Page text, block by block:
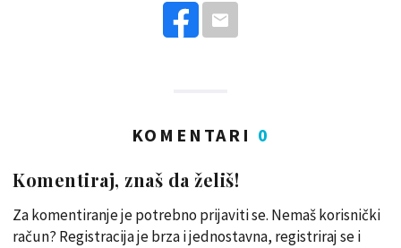
KOMENTARI 0
Komentiraj, znaš da želiš!
Za komentiranje je potrebno prijaviti se. Nemaš korisnički
račun? Registracija je brza i jednostavna, registriraj se i